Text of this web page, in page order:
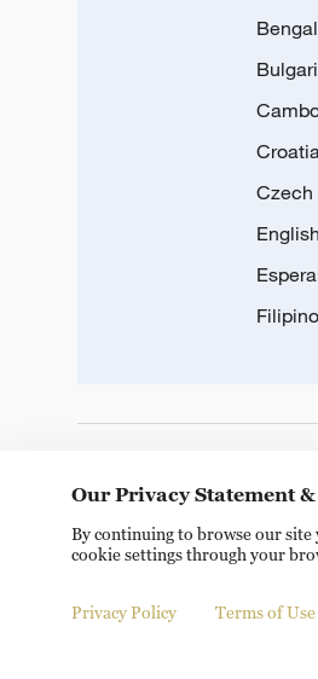
Czech
English
Filipino
© China Radio
Our Privacy Statement
By continuing to browse our site
cookie settings through your
Privacy Policy Terms of Use